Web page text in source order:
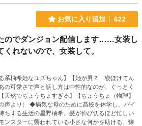
話」 ・エルフの郷、防衛戦「四十話～五十六話」
列車編「五十七話～七十話」
お気に入り追加 622
のでダンジョン配信します……女装し
れないので、女装して。
る系柚希姫なユズちゃん】【姫が男？ 寝ぼけてん
の可愛さで声と話し方は中性的なのが、ぐっとく
天然でちょうちょすぎる】【ちょうちょ（物理】
のために高校を休学し、バイ
ちする生活の星野柚希。髪が伸び切るほど忙しい
ンスターに襲われている小さな何かを助ける。懐